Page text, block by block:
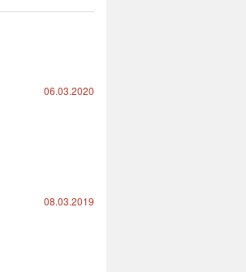
06.03.2020
08.03.2019